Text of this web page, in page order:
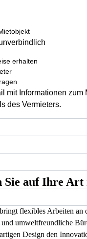
erhalten
mit Informationen zum
des Vermieters.
Sie auf Ihre Art
flexibles Arbeiten an
und umweltfreundliche
Design den